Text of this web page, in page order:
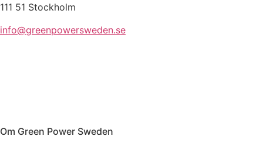
111 51 Stockholm
info@greenpowersweden.se
Om Green Power Sweden